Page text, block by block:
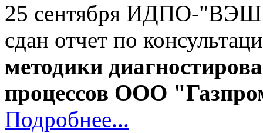
25 сентября ИДПО-"ВЭШ"
сдан отчет по
методики
процессов ООО
Подробнее...